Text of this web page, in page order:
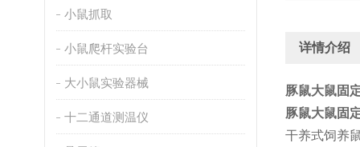
小鼠抓取
小鼠爬杆实验台
大小鼠实验器械
十二通道测温仪
详情介绍
豚鼠大鼠固
豚鼠大鼠固
干养式饲养